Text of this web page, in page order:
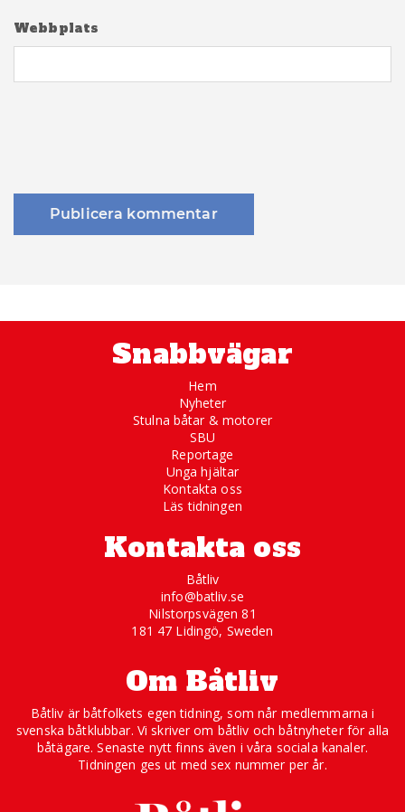
Webbplats
Snabbvägar
Hem
Nyheter
Stulna båtar & motorer
SBU
Reportage
Unga hjältar
Kontakta oss
Läs tidningen
Kontakta oss
Båtliv
info@batliv.se
Nilstorpsvägen 81
181 47 Lidingö, Sweden
Om Båtliv
Båtliv är båtfolkets egen tidning, som når medlemmarna i
svenska båtklubbar. Vi skriver om båtliv och båtnyheter för alla
båtägare. Senaste nytt finns även i våra sociala kanaler.
Tidningen ges ut med sex nummer per år.